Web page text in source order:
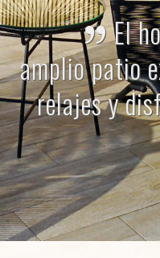
El
amplio patio
relajes y